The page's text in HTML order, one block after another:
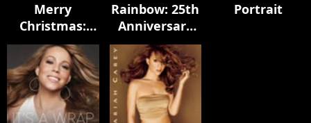
Merry
Christmas:
30th
Anniversary
Edition
Rainbow: 25th
Anniversary
Expanded
Edition
Portrait